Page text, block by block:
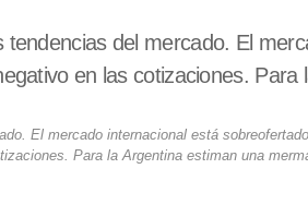
del mercado. El
en las cotizaciones.
El mercado internacional está
Para la Argentina estiman una